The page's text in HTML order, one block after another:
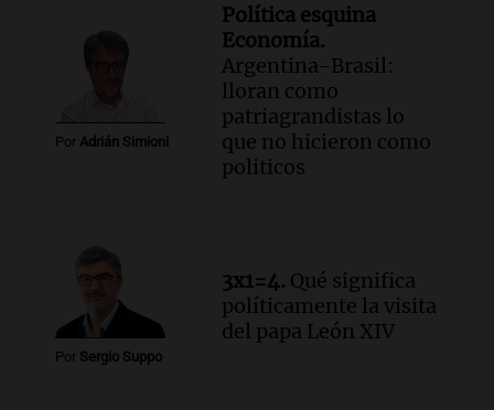
Por Adrián Simioni
Política esquina
Economía.
Argentina-Brasil:
lloran como
patriagrandistas lo
que no hicieron como
politicos
Por Sergio Suppo
3x1=4. Qué significa
políticamente la visita
del papa León XIV